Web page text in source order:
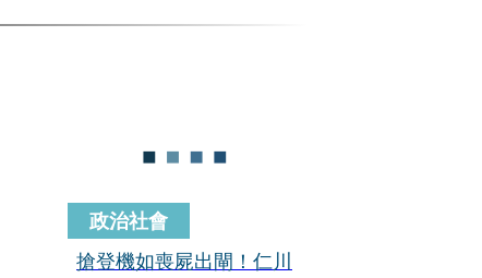
政治社會
搶登機如喪屍出閘！仁川